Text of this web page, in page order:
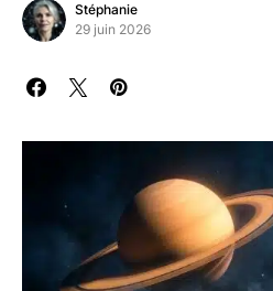
Stéphanie
29 juin 2026